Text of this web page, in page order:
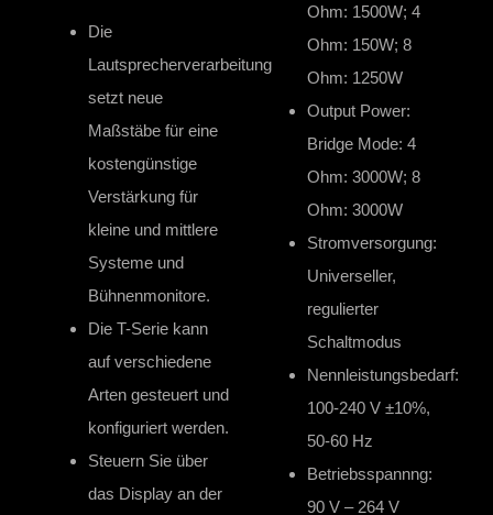
Die
Lautsprecherverarbeitung
setzt neue
Maßstäbe für eine
kostengünstige
Verstärkung für
kleine und mittlere
Systeme und
Bühnenmonitore.
Die T-Serie kann
auf verschiedene
Arten gesteuert und
konfiguriert werden.
Steuern Sie über
das Display an der
Ohm: 1500W; 4
Ohm: 150W; 8
Ohm: 1250W
Output Power:
Bridge Mode: 4
Ohm: 3000W; 8
Ohm: 3000W
Stromversorgung:
Universeller,
regulierter
Schaltmodus
Nennleistungsbedarf:
100-240 V ±10%,
50-60 Hz
Betriebsspannng:
90 V – 264 V